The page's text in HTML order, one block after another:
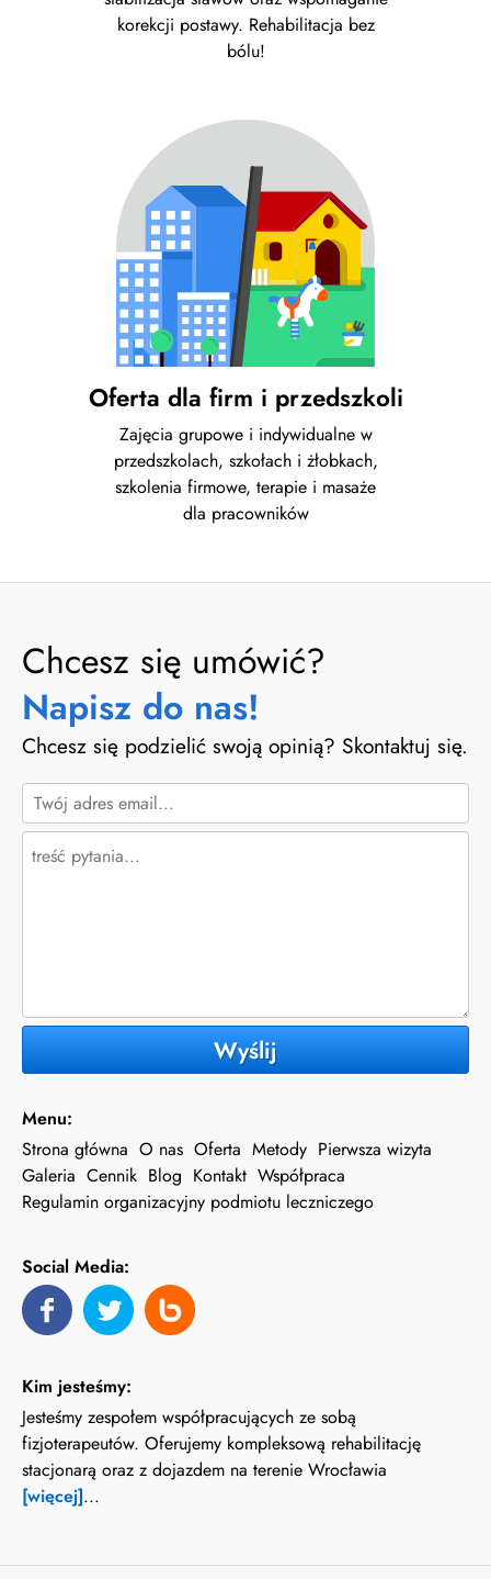
korekcji postawy. Rehabilitacja bez
bólu!
Oferta dla firm i przedszkoli
Zajęcia grupowe i indywidualne w
przedszkolach, szkołach i żłobkach,
szkolenia firmowe, terapie i masaże
dla pracowników
Chcesz się umówić?
Napisz do nas!
Chcesz się podzielić swoją opinią? Skontaktuj się.
Wyślij
Menu:
Strona główna O nas Oferta Metody Pierwsza wizyta
Galeria Cennik Blog Kontakt Współpraca
Regulamin organizacyjny podmiotu leczniczego
Social Media:
Kim jesteśmy:
Jesteśmy zespołem współpracujących ze sobą
fizjoterapeutów. Oferujemy kompleksową rehabilitację
stacjonarą oraz z dojazdem na terenie Wrocławia
[więcej]...